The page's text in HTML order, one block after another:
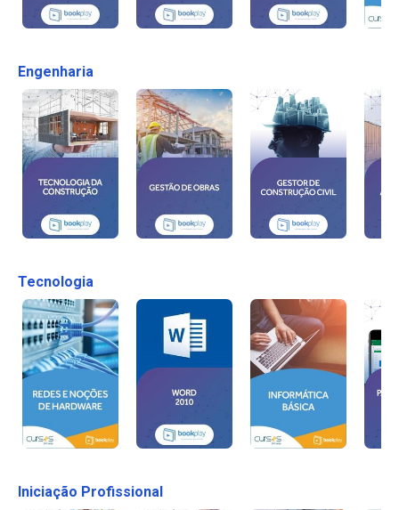
Engenharia
Tecnologia
Iniciação Profissional